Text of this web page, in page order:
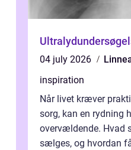
04 july 2026
inspiration
Når livet kræver
sorg, kan en rydning
overvældende. Hvad
sælges, og hvordan